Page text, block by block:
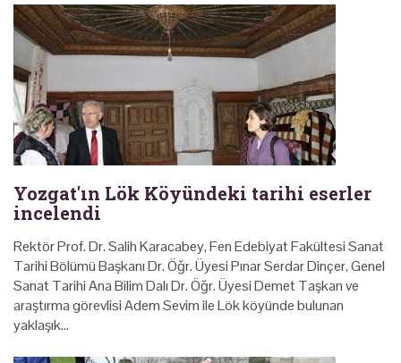
Yozgat'ın Lök Köyündeki tarihi eserler
incelendi
Rektör Prof. Dr. Salih Karacabey, Fen Edebiyat Fakültesi Sanat
Tarihi Bölümü Başkanı Dr. Öğr. Üyesi Pınar Serdar Dinçer, Genel
Sanat Tarihi Ana Bilim Dalı Dr. Öğr. Üyesi Demet Taşkan ve
araştırma görevlisi Adem Sevim ile Lök köyünde bulunan
yaklaşık…